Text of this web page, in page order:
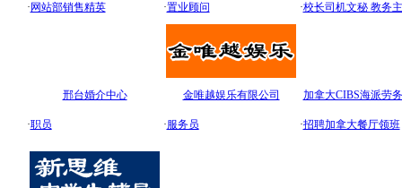
· 网站部销售精英
·置业顾问
·校长司机文秘 教务
邢台婚介中心
·职员
金唯越娱乐有限公司
·服务员
加拿大CIBS海派劳
·招聘加拿大餐厅领班